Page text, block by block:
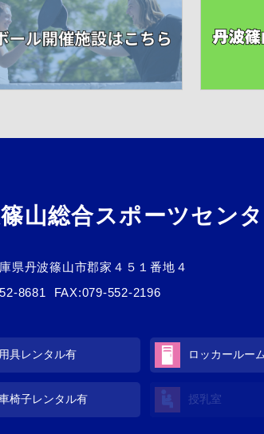
山総合スポーツセン
県丹波篠山市郡家４５１番地４
8681 FAX:079-552-2196
用具レンタル有 ロッカールーム
椅子レンタル有 授乳室